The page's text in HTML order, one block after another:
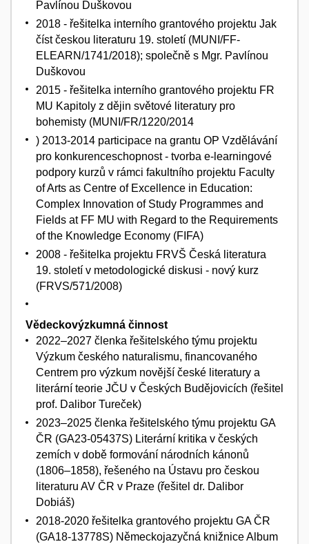
Pavlínou Duškovou
2018 - řešitelka interního grantového projektu Jak
číst českou literaturu 19. století (MUNI/FF-
ELEARN/1741/2018); společně s Mgr. Pavlínou
Duškovou
2015 - řešitelka interního grantového projektu FR
MU Kapitoly z dějin světové literatury pro
bohemisty (MUNI/FR/1220/2014
) 2013-2014 participace na grantu OP Vzdělávání
pro konkurenceschopnost - tvorba e-learningové
podpory kurzů v rámci fakultního projektu Faculty
of Arts as Centre of Excellence in Education:
Complex Innovation of Study Programmes and
Fields at FF MU with Regard to the Requirements
of the Knowledge Economy (FIFA)
2008 - řešitelka projektu FRVŠ Česká literatura
19. století v metodologické diskusi - nový kurz
(FRVS/571/2008)
Vědeckovýzkumná činnost
2022–2027 členka řešitelského týmu projektu
Výzkum českého naturalismu, financovaného
Centrem pro výzkum novější české literatury a
literární teorie JČU v Českých Budějovicích (řešitel
prof. Dalibor Tureček)
2023–2025 členka řešitelského týmu projektu GA
ČR (GA23-05437S) Literární kritika v českých
zemích v době formování národních kánonů
(1806–1858), řešeného na Ústavu pro českou
literaturu AV ČR v Praze (řešitel dr. Dalibor
Dobiáš)
2018-2020 řešitelka grantového projektu GA ČR
(GA18-13778S) Německojazyčná knižnice Album